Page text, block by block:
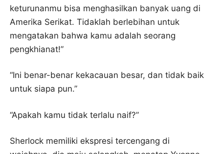
keturunanmu bisa menghasilkan banyak uang di
Amerika Serikat. Tidaklah berlebihan untuk
mengatakan bahwa kamu adalah seorang
pengkhianat!”
“Ini benar-benar kekacauan besar, dan tidak baik
untuk siapa pun.”
“Apakah kamu tidak terlalu naif?”
Sherlock memiliki ekspresi tercengang di